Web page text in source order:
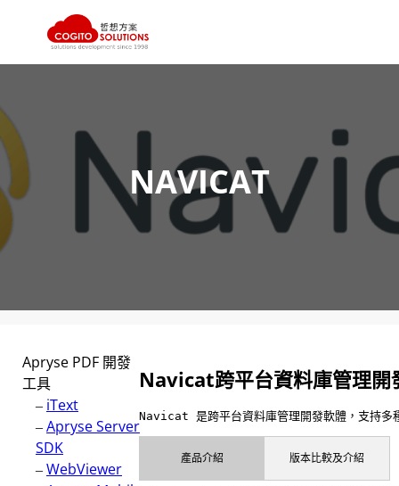
跳
主
要
內
容
NAVICAT
Apryse PDF 開發
工具
– iText
–Apryse Server
SDK
–WebViewer
Navicat跨平台資料庫管理開
Navicat 是跨平台資料庫管理開發軟體，支持
產品介紹 版本比較及介紹